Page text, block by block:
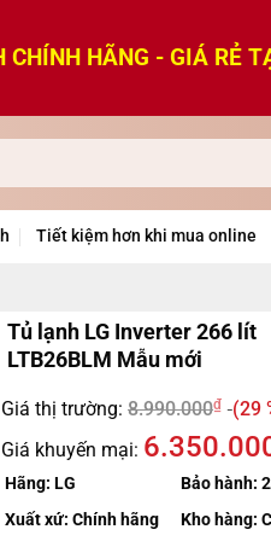
CHÍNH HÃNG - GIÁ RẺ
Tiết kiệm hơn khi mua online
Tủ lạnh LG Inverter 266 lít
LTB26BLM Mẫu mới
Giá thị trường: 8.990.000₫
(29
Giá khuyến mại:
Hãng: LG
Xuất xứ: Chính hãng
Bảo hành:
Kho hàng: